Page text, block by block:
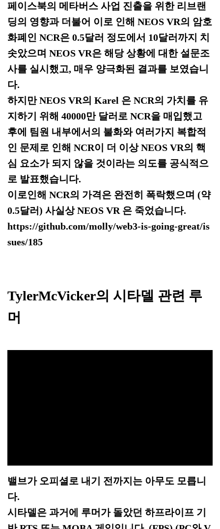
페이스북의 메타버스 사업 진출을 위한 리브랜
딩의 영향과 더불어 이로 인해 NEOS VR의 암호
화폐인 NCR은 0.5달러 정도에서 10달러까지 치
솟았으며 NEOS VR은 해당 상황에 대한 설문조
사를 실시했고, 매우 양극화된 결과를 보였습니
다.
하지만 NEOS VR의 Karel 은 NCR의 가치를 유
지하기 위해 40000만 달러로 NCR을 매입했고
후에 팀원 내부에서의 불화와 여러가지 복합적
인 문제로 인해 NCR이 더 이상 NEOS VR의 핵
심 요소가 되지 않을 것이라는 의도를 공식적으
로 발표했습니다.
이로인해 NCR의 가격은 완전히 폭락했으며 (약
0.5달러) 사실상 NEOS VR 은 죽었습니다.
https://github.com/molly/web3-is-going-great/is
sues/185
TylerMcVicker의 시타델 관련 루
머
밸브가 오피셜로 내기 전까지는 아무도 모릅니
다.
시타델은 과거에 루머가 돌았던 하프라이프 기